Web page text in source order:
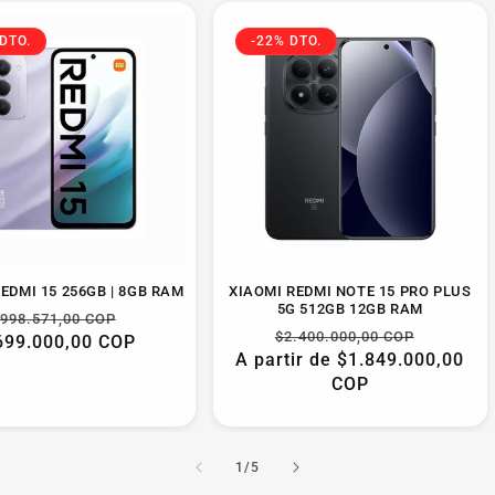
15 256GB | 8GB RAM
COP
de
COP
-22% DTO.
XIAOMI REDMI NOTE 15 PRO PLUS
5G 512GB 12GB RAM
Precio
habitual
$2.400.000,00 COP
de
A partir de $1.849.000,00
COP
1/de
5